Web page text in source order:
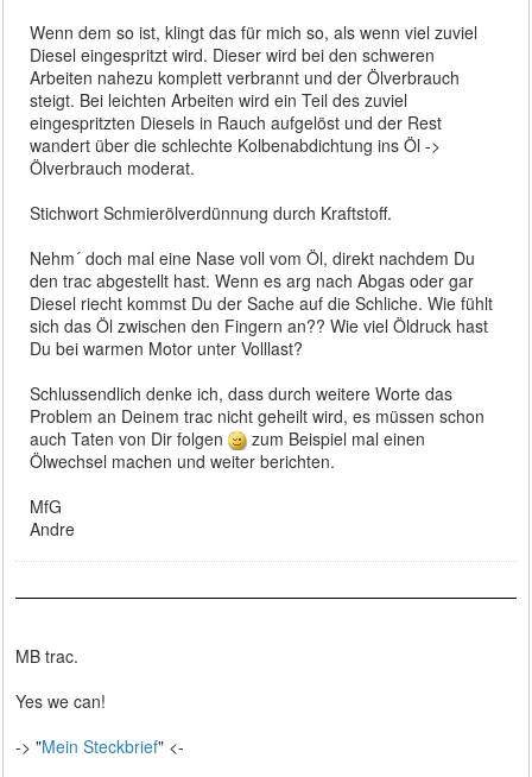
Wenn dem so ist, klingt das für mich so, als wenn viel zuviel
Diesel eingespritzt wird. Dieser wird bei den schweren
Arbeiten nahezu komplett verbrannt und der Ölverbrauch
steigt. Bei leichten Arbeiten wird ein Teil des zuviel
eingespritzten Diesels in Rauch aufgelöst und der Rest
wandert über die schlechte Kolbenabdichtung ins Öl ->
Ölverbrauch moderat.
Stichwort Schmierölverdünnung durch Kraftstoff.
Nehm´ doch mal eine Nase voll vom Öl, direkt nachdem Du
den trac abgestellt hast. Wenn es arg nach Abgas oder gar
Diesel riecht kommst Du der Sache auf die Schliche. Wie fühlt
sich das Öl zwischen den Fingern an?? Wie viel Öldruck hast
Du bei warmen Motor unter Volllast?
Schlussendlich denke ich, dass durch weitere Worte das
Problem an Deinem trac nicht geheilt wird, es müssen schon
auch Taten von Dir folgen
zum Beispiel mal einen
Ölwechsel machen und weiter berichten.
MfG
Andre
MB trac.
Yes we can!
-> "Mein Steckbrief" <-